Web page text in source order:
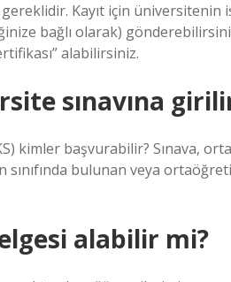
Kayıt için
bağlı olarak)
alabilirsiniz.
sınavına
kimler başvurabilir? Sınava,
sınıfında bulunan veya
alabilir mi?